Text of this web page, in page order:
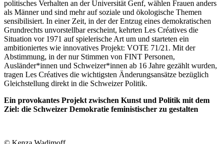
politisches Verhalten an der Universität Genf, wählen Frauen anders
als Männer und sind mehr auf soziale und ökologische Themen
sensibilisiert. In einer Zeit, in der der Entzug eines demokratischen
Grundrechts unvorstellbar erscheint, kehrten Les Créatives die
Situation vor 1971 auf spielerische Art um und starteten ein
ambitioniertes wie innovatives Projekt: VOTE 71/21. Mit der
Abstimmung, in der nur Stimmen von FINT Personen,
Ausländer*innen und Schweizer*innen ab 16 Jahre gezählt wurden,
tragen Les Créatives die wichtigsten Änderungsansätze bezüglich
Gleichstellung direkt in die Schweizer Politik.
Ein provokantes Projekt zwischen Kunst und Politik mit dem
Ziel: die Schweizer Demokratie feministischer zu gestalten